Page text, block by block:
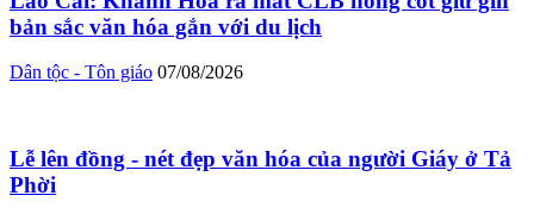
bản sắc văn hóa gắn với du lịch
Dân tộc - Tôn giáo 07/08/2026
Lễ lên đồng - nét đẹp văn hóa của người Giáy ở Tả
Phời